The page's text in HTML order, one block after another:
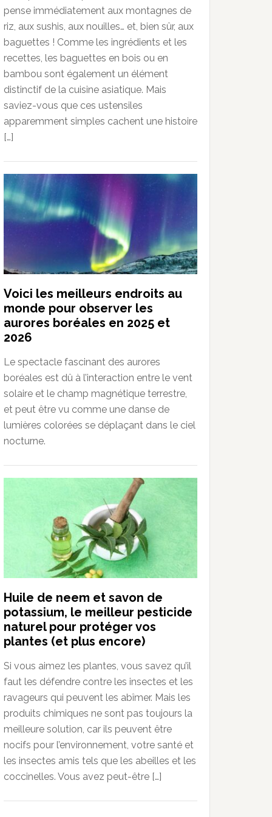
pense immédiatement aux montagnes de
riz, aux sushis, aux nouilles… et, bien sûr, aux
baguettes ! Comme les ingrédients et les
recettes, les baguettes en bois ou en
bambou sont également un élément
distinctif de la cuisine asiatique. Mais
saviez-vous que ces ustensiles
apparemment simples cachent une histoire
[…]
Voici les meilleurs endroits au
monde pour observer les
aurores boréales en 2025 et
2026
Le spectacle fascinant des aurores
boréales est dû à l’interaction entre le vent
solaire et le champ magnétique terrestre,
et peut être vu comme une danse de
lumières colorées se déplaçant dans le ciel
nocturne.
Huile de neem et savon de
potassium, le meilleur pesticide
naturel pour protéger vos
plantes (et plus encore)
Si vous aimez les plantes, vous savez qu’il
faut les défendre contre les insectes et les
ravageurs qui peuvent les abîmer. Mais les
produits chimiques ne sont pas toujours la
meilleure solution, car ils peuvent être
nocifs pour l’environnement, votre santé et
les insectes amis tels que les abeilles et les
coccinelles. Vous avez peut-être […]